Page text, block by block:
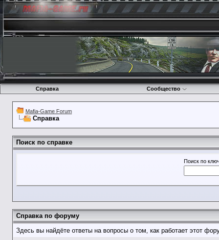
Справка Сообщество
Mafia-Game Forum
Справка
Поиск по справке
Поиск по
Справка по форуму
Здесь вы найдёте ответы на вопросы о том, как работает этот